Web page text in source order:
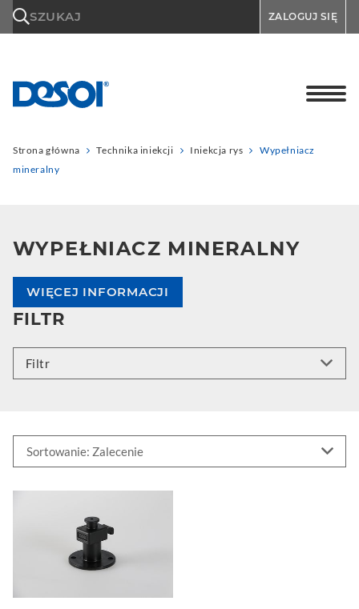
SZUKAJ ZALOGUJ SIĘ
Strona główna Technika iniekcji Iniekcja rys
Wypełniacz
mineralny
WYPEŁNIACZ MINERALNY
WIĘCEJ INFORMACJI
FILTR
Filtr